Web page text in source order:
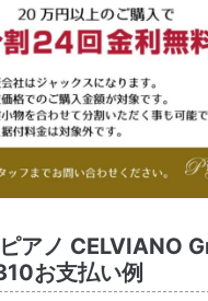
アノ CELVIANO
お支払い例